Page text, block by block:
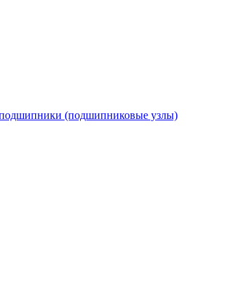
(подшипниковые узлы)